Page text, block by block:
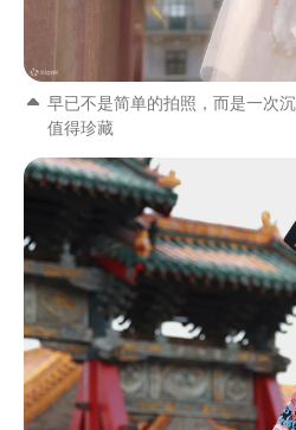
早已不是简单的拍照，而是一次
值得珍藏